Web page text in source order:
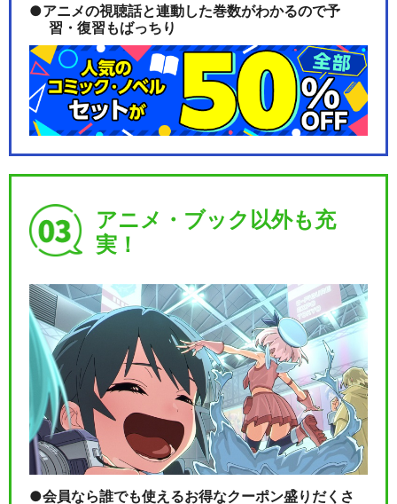
アニメの視聴話と連動した巻数がわかるので予
習・復習もばっちり
アニメ・ブック以外も充
実！
会員なら誰でも使えるお得なクーポン盛りだくさ